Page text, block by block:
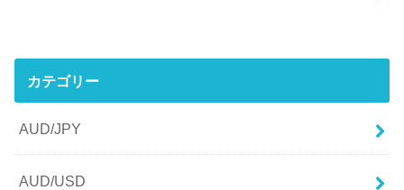
カテゴリー
AUD/JPY
AUD/USD